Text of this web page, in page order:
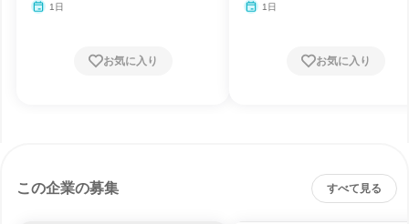
1日
お気に入り
1日
お気に入り
この企業の募集 すべて見る